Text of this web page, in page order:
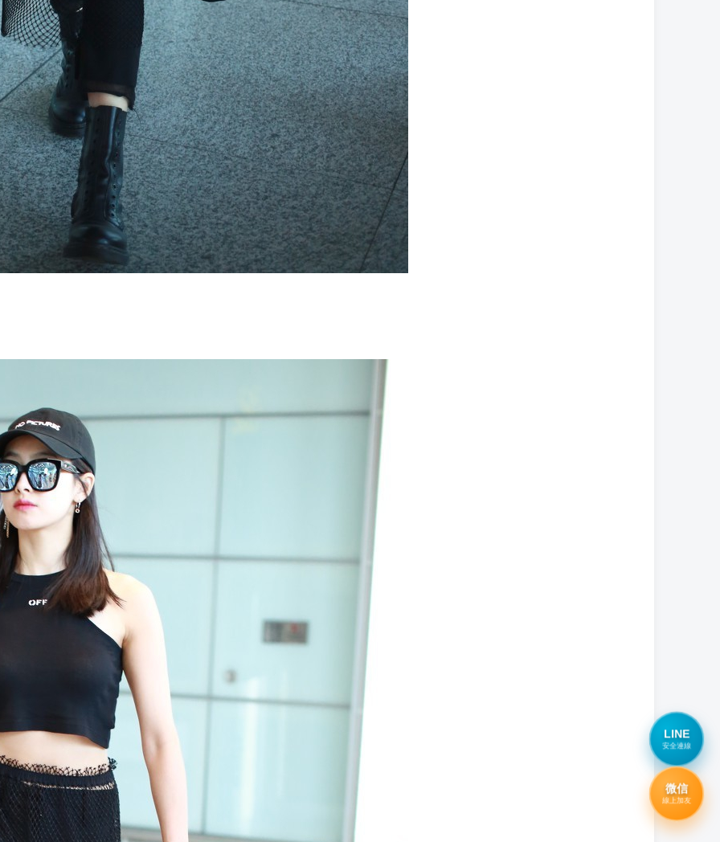
LINE
安全連線
微信
線上加友